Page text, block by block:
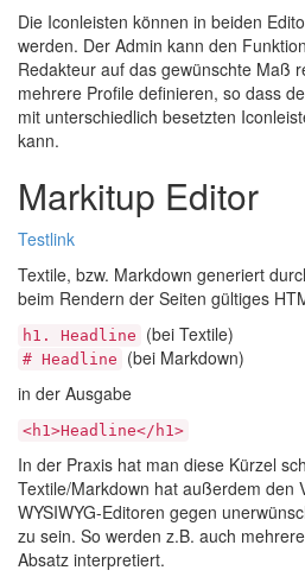
Die Iconleisten können in beiden
werden. Der Admin kann den
Redakteur auf das gewünschte Maß
mehrere Profile definieren, so dass
mit unterschiedlich besetzten
kann.
Markitup Editor
Testlink
Textile, bzw. Markdown generiert
beim Rendern der Seiten gültiges
h1. Headline (bei Textile)
# Headline
(bei Markdown)
in der Ausgabe
<h1>Headline</h1>
In der Praxis hat man diese Kürzel
Textile/Markdown hat außerdem den
WYSIWYG-Editoren gegen
zu sein. So werden z.B. auch
Absatz interpretiert.